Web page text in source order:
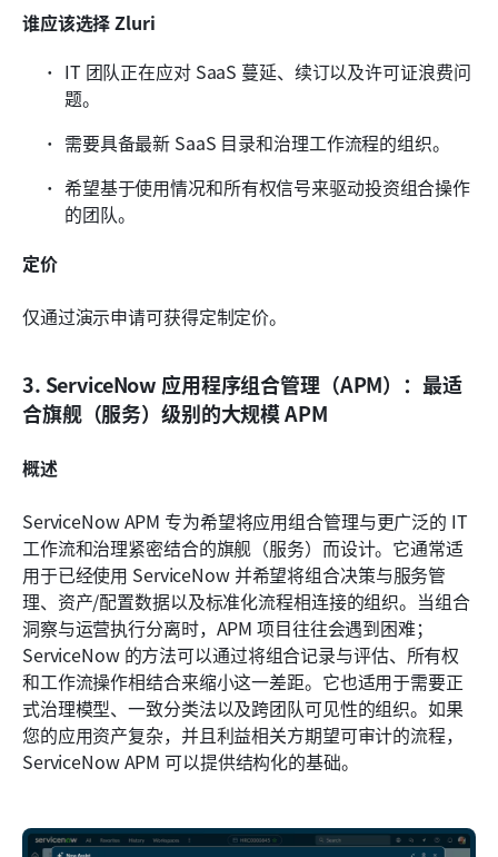
谁应该选择 Zluri
IT 团队正在应对 SaaS 蔓延、续订以及许可证浪费问
题。
需要具备最新 SaaS 目录和治理工作流程的组织。
希望基于使用情况和所有权信号来驱动投资组合操作
的团队。
定价
仅通过演示申请可获得定制定价。
3. ServiceNow 应用程序组合管理（APM）：最适
合旗舰（服务）级别的大规模 APM
概述
ServiceNow APM 专为希望将应用组合管理与更广泛的 IT
工作流和治理紧密结合的旗舰（服务）而设计。它通常适
用于已经使用 ServiceNow 并希望将组合决策与服务管
理、资产/配置数据以及标准化流程相连接的组织。当组合
洞察与运营执行分离时，APM 项目往往会遇到困难；
ServiceNow 的方法可以通过将组合记录与评估、所有权
和工作流操作相结合来缩小这一差距。它也适用于需要正
式治理模型、一致分类法以及跨团队可见性的组织。如果
您的应用资产复杂，并且利益相关方期望可审计的流程，
ServiceNow APM 可以提供结构化的基础。